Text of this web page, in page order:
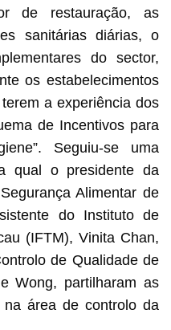
de restauração, as
sanitárias diárias, o
do sector,
os estabelecimentos
a experiência dos
de Incentivos para
Seguiu-se uma
qual o presidente da
Alimentar de
do Instituto de
(IFTM), Vinita Chan,
de Qualidade de
Wong, partilharam as
na área de controlo da